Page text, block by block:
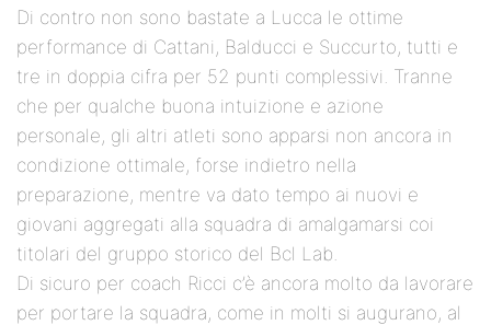
Di contro non sono bastate a Lucca le ottime
performance di Cattani, Balducci e Succurto, tutti e
tre in doppia cifra per 52 punti complessivi. Tranne
che per qualche buona intuizione e azione
personale, gli altri atleti sono apparsi non ancora in
condizione ottimale, forse indietro nella
preparazione, mentre va dato tempo ai nuovi e
giovani aggregati alla squadra di amalgamarsi coi
titolari del gruppo storico del Bcl Lab.
Di sicuro per coach Ricci c’è ancora molto da lavorare
per portare la squadra, come in molti si augurano, al